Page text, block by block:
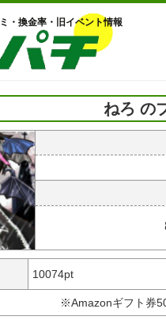
・換金率・旧イベント情報
ねろ の
10074pt
※Amazonギフト券